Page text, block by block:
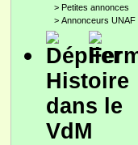
> Petites annonces
> Annonceurs UNAF
Histoire
dans le
VdM